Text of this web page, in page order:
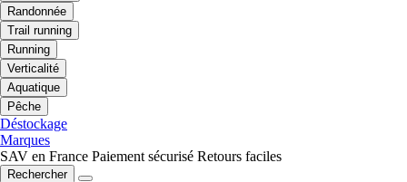
Randonnée
Trail running
Running
Verticalité
Aquatique
Pêche
Déstockage
Marques
SAV en France Paiement sécurisé Retours faciles
Rechercher